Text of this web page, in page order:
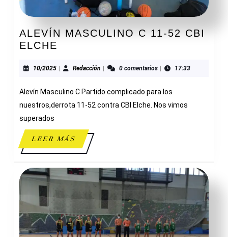
ALEVÍN MASCULINO C 11-52 CBI
ELCHE
C
52
CBI
10/202510/2025
| Redacción Redacción
| 0 comentarios | 17:33
Alevín Masculino C Partido complicado para los
nuestros,derrota 11-52 contra CBI Elche. Nos vimos
superados
LEER MÁSLEER
MÁS